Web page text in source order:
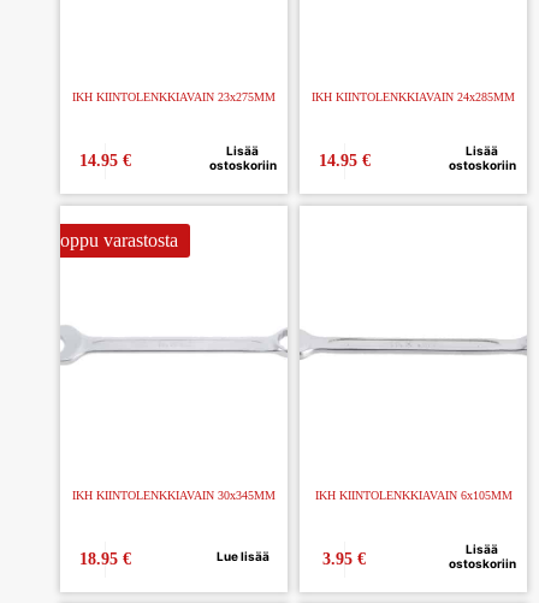
IKH KIINTOLENKKIAVAIN 23x275MM
14.95 €
Lisää
ostoskoriin
IKH KIINTOLENKKIAVAIN 24x285MM
14.95 €
Lisää
ostoskoriin
Loppu varastosta
IKH KIINTOLENKKIAVAIN 30x345MM
18.95 € Lue lisää
IKH KIINTOLENKKIAVAIN 6x105MM
3.95€
Lisää
ostoskoriin